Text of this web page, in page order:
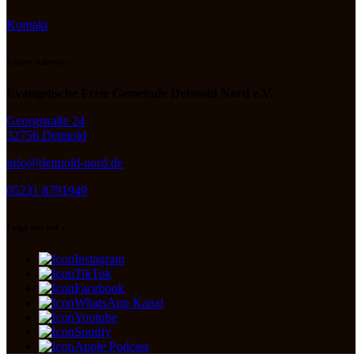
Kontakt
Georgstraße 24
32756 Detmold
info@detmold-nord.de
05231 8791949
Instagram
TikTok
Facebook
WhatsApp Kanal
Youtube
Spotify
Apple Podcast